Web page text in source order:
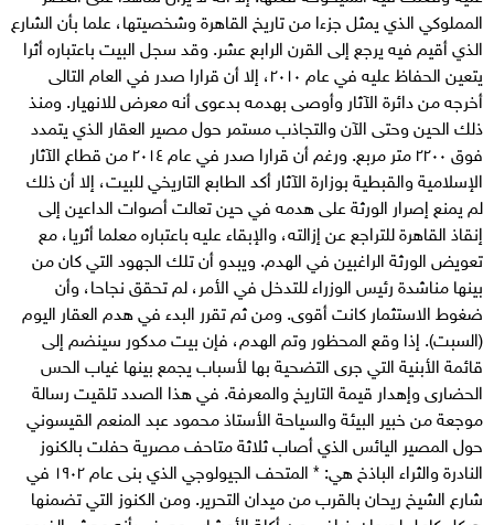
المملوكي الذي يمثل جزءا من تاريخ القاهرة وشخصيتها، علما بأن الشارع
الذي أقيم فيه يرجع إلى القرن الرابع عشر. وقد سجل البيت باعتباره أثرا
يتعين الحفاظ عليه في عام ٢٠١٠، إلا أن قرارا صدر في العام التالى
أخرجه من دائرة الآثار وأوصى بهدمه بدعوى أنه معرض للانهيار. ومنذ
ذلك الحين وحتى الآن والتجاذب مستمر حول مصير العقار الذي يتمدد
فوق ٢٢٠٠ متر مربع. ورغم أن قرارا صدر في عام ٢٠١٤ من قطاع الآثار
الإسلامية والقبطية بوزارة الآثار أكد الطابع التاريخي للبيت، إلا أن ذلك
لم يمنع إصرار الورثة على هدمه في حين تعالت أصوات الداعين إلى
إنقاذ القاهرة للتراجع عن إزالته، والإبقاء عليه باعتباره معلما أثريا، مع
تعويض الورثة الراغبين في الهدم. ويبدو أن تلك الجهود التي كان من
بينها مناشدة رئيس الوزراء للتدخل في الأمر، لم تحقق نجاحا، وأن
ضغوط الاستثمار كانت أقوى. ومن ثم تقرر البدء في هدم العقار اليوم
(السبت). إذا وقع المحظور وتم الهدم، فإن بيت مدكور سينضم إلى
قائمة الأبنية التي جرى التضحية بها لأسباب يجمع بينها غياب الحس
الحضارى وإهدار قيمة التاريخ والمعرفة. في هذا الصدد تلقيت رسالة
موجعة من خبير البيئة والسياحة الأستاذ محمود عبد المنعم القيسوني
حول المصير اليائس الذي أصاب ثلاثة متاحف مصرية حفلت بالكنوز
النادرة والثراء الباذخ هي: * المتحف الجيولوجي الذي بنى عام ١٩٠٢ في
شارع الشيخ ريحان بالقرب من ميدان التحرير. ومن الكنوز التي تضمنها